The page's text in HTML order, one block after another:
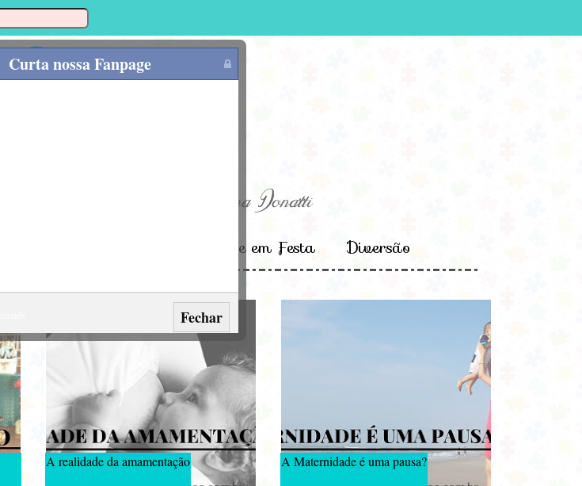
Mamãe em Festa Diversão
A realidade da amamentação A Maternidade é uma pausa?
Curta nossa Fanpage
Fechar